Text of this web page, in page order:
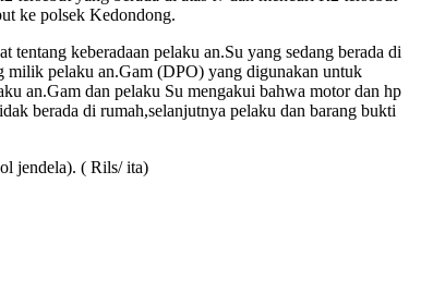
ke polsek Kedondong.
keberadaan pelaku an.Su yang sedang berada di
milik pelaku an.Gam (DPO) yang digunakan untuk
an.Gam dan pelaku Su mengakui bahwa motor dan hp
berada di rumah,selanjutnya pelaku dan barang bukti
jendela). ( Rils/ ita)